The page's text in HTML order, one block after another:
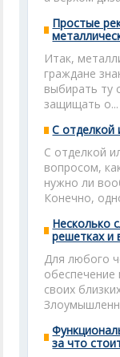
Простые
Итак,
граждане
выбирать ту
защищать о...
С отделкой
С отделкой
вопросом,
нужно ли
Конечно,
Несколько
решетках и
Для любого
обеспечение
своих
за что